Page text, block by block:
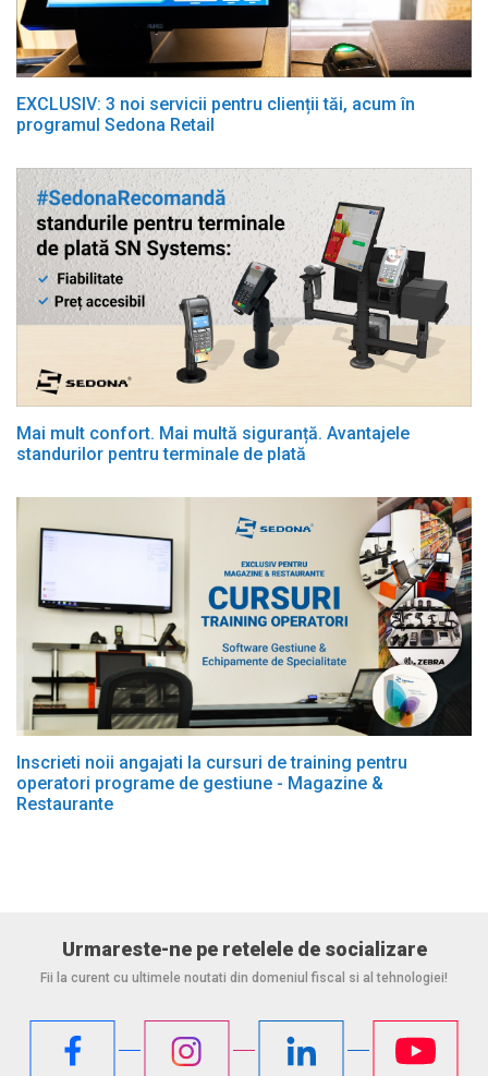
EXCLUSIV: 3 noi servicii pentru clienții tăi, acum în
programul Sedona Retail
Mai mult confort. Mai multă siguranță. Avantajele
standurilor pentru terminale de plată
Inscrieti noii angajati la cursuri de training pentru
operatori programe de gestiune - Magazine &
Restaurante
Urmareste-ne pe retelele de socializare
Fii la curent cu ultimele noutati din domeniul fiscal si al tehnologiei!